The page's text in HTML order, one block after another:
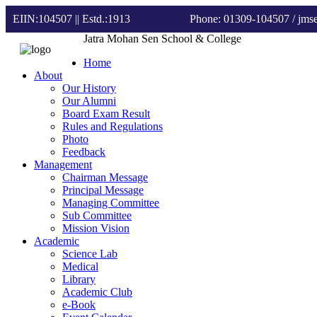
EIIN:104507 || Estd.:1913 Phone: 01309-104507 /
Jatra Mohan Sen School & College
Home
About
Our History
Our Alumni
Board Exam Result
Rules and Regulations
Photo
Feedback
Management
Chairman Message
Principal Message
Managing Committee
Sub Committee
Mission Vision
Academic
Science Lab
Medical
Library
Academic Club
e-Book